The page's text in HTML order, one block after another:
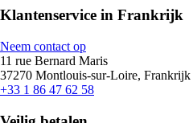
Klantenservice in Frankrijk
Neem contact op
11 rue Bernard Maris
37270 Montlouis-sur-Loire, Frankrijk
+33 1 86 47 62 58